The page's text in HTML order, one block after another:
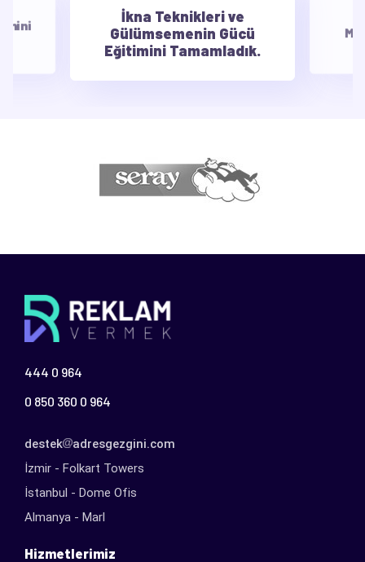
İkna Teknikleri ve
Gülümsemenin Gücü
Eğitimini Tamamladık.
444 0 964
0 850 360 0 964
destek
adresgezgini.com
İzmir - Folkart Towers
İstanbul - Dome Ofis
Almanya - Marl
Hizmetlerimiz